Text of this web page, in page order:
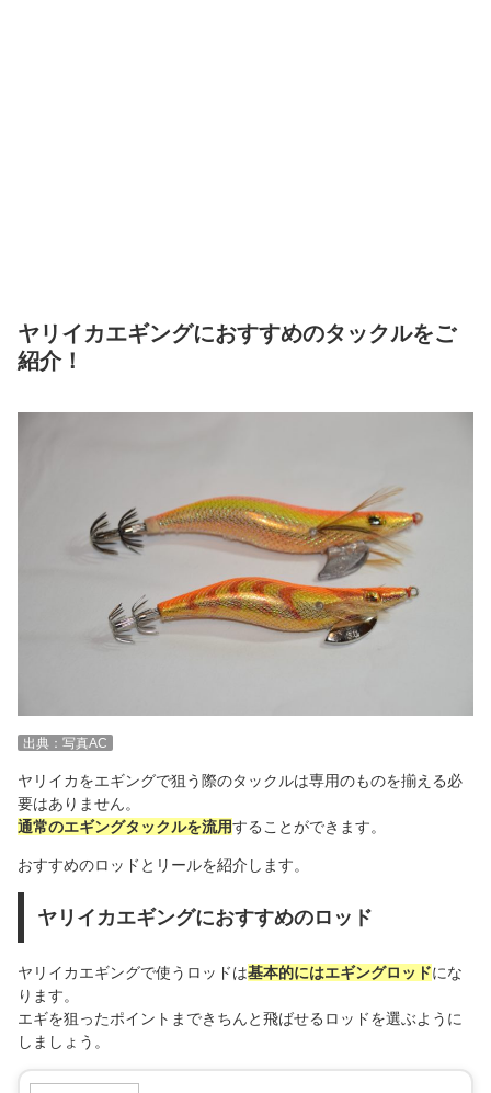
ヤリイカエギングにおすすめのタックルをご
紹介！
出典：写真AC
ヤリイカをエギングで狙う際のタックルは専用のものを揃える必
要はありません。
通常のエギングタックルを流用することができます。
おすすめのロッドとリールを紹介します。
ヤリイカエギングにおすすめのロッド
ヤリイカエギングで使うロッドは基本的にはエギングロッドにな
ります。
エギを狙ったポイントまできちんと飛ばせるロッドを選ぶように
しましょう。